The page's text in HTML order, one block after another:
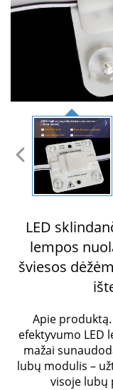
LED
lempos
šviesos
Apie
efektyvumo LED
mažai
lubų modulis –
visoje lubų